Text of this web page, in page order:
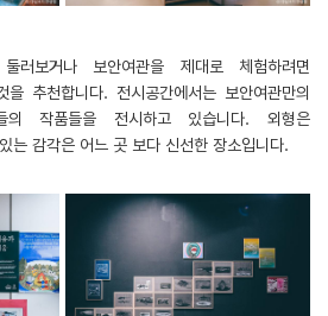
보거나 보안여관을 제대로 체험하려면
추천합니다. 전시공간에서는 보안여관만의
작품들을 전시하고 있습니다. 외형은
는 감각은 어느 곳 보다 신선한 장소입니다.